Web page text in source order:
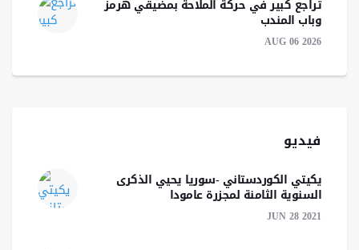
تراجع كبير في حركة الملاحة بمضيقي هرمز
وباب المندب
AUG 06 2026
فيديو
يكيتي الكوردستاني -سوريا يحيي الذكرى
السنوية الثامنة لمجزرة عامودا
JUN 28 2021